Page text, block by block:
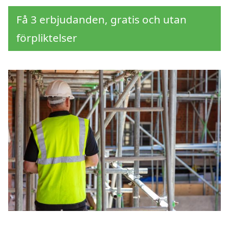
Få 3 erbjudanden, gratis och utan
förpliktelser